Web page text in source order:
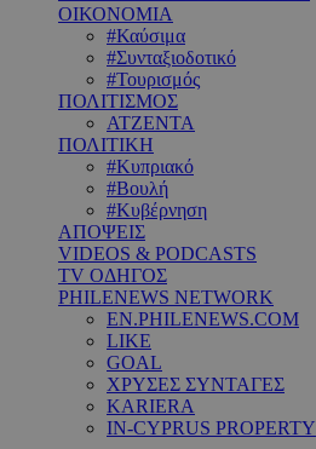
ΟΙΚΟΝΟΜΙΑ
#Καύσιμα
#Συνταξιοδοτικό
#Τουρισμός
ΠΟΛΙΤΙΣΜΟΣ
ΑΤΖΕΝΤΑ
ΠΟΛΙΤΙΚΗ
#Κυπριακό
#Βουλή
#Κυβέρνηση
ΑΠΟΨΕΙΣ
VIDEOS & PODCASTS
TV ΟΔΗΓΟΣ
PHILENEWS NETWORK
EN.PHILENEWS.COM
LIKE
GOAL
ΧΡΥΣΕΣ ΣΥΝΤΑΓΕΣ
KARIERA
IN-CYPRUS PROPERTY